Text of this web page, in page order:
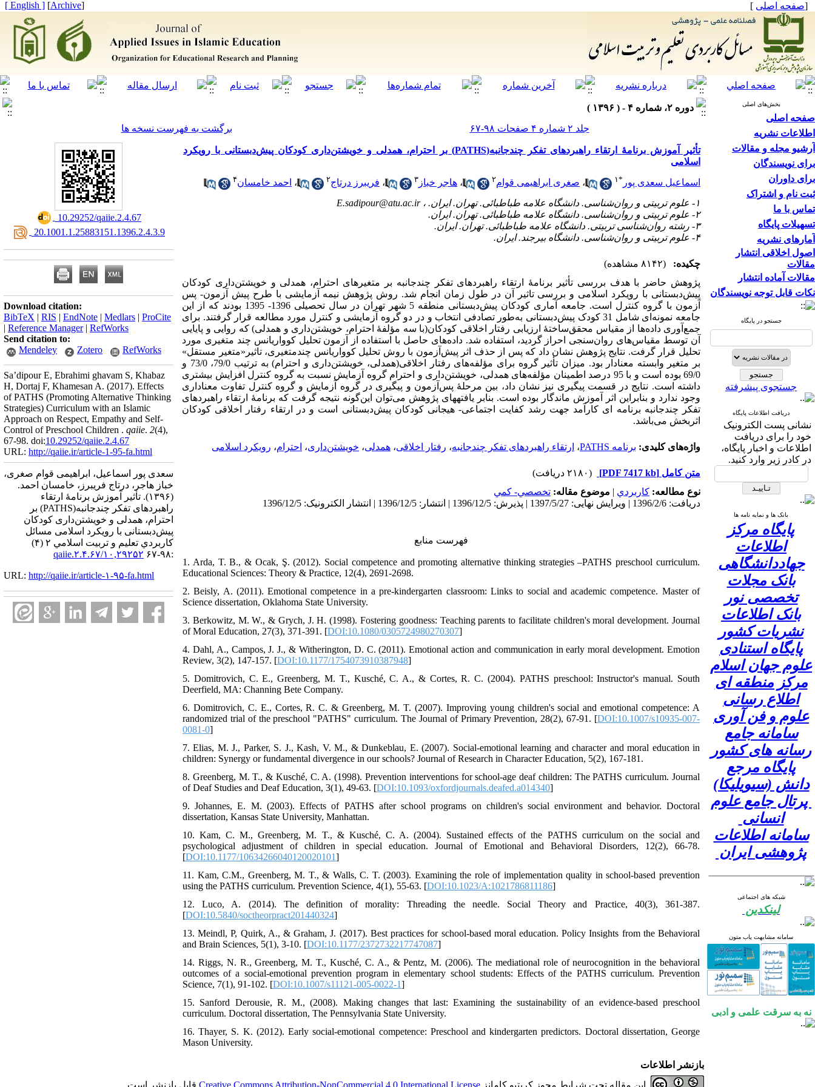
[صفحه اصلی ]
[
Archive
]
[ English ]
بخش‌های اصلی
صفحه اصلی
اطلاعات نشریه
آرشیو مجله و مقالات
برای نویسندگان
برای داوران
ثبت نام و اشتراک
تماس با ما
تسهیلات پایگاه
آمارهای نشریه
اصول اخلاقی انتشار
مقالات
مقالات آماده انتشار
نکات قابل توجه نویسندگان
جستجو در پایگاه
جستجوی پیشرفته
دریافت اطلاعات پایگاه
نشانی پست الکترونیک
خود را برای دریافت
اطلاعات و اخبار پایگاه،
در کادر زیر وارد کنید.
بانک ها و نمایه نامه ها
پایگاه مرکز
اطلاعات
جهاددانشگاهی
بانک مجلات
تخصصی نور
بانک اطلاعات
نشریات کشور
پایگاه استنادی
علوم جهان اسلام
مرکز منطقه ای
اطلاع رسانی
علوم و فن آوری
سامانه جامع
رسانه های کشور
پایگاه مرجع
دانش (سیویلیکا)
پرتال جامع علوم
انسانی
سامانه اطلاعات
پژوهشی ایران
شبکه های اجتماعی
لینکدین
سامانه مشابهت یاب متون
نه به سرقت علمی و ادبی
دوره ۲، شماره ۴ - ( ۱۳۹۶ )
جلد ۲ شماره ۴ صفحات ۹۸-۶۷
برگشت به فهرست نسخه ها
تأثیر آموزش برنامۀ ارتقاء راهبردهای تفکر چندجانبه(PATHS) بر احترام، همدلی و خویشتن‌داری کودکان پیش‌دبستانی با رویکرد
اسلامی
اسماعیل سعدی پور *۱ ، صغری ابراهیمی قوام۲ ، هاجر خباز ۳ ، فریبرز درتاج۲ ، احمد خامسان۴
۱- علوم تربیتی و روان‌شناسی. دانشگاه علامه طباطبائی. تهران. ایران. ،
E.sadipour@atu.ac.ir
۲- علوم تربیتی و روان‌شناسی. دانشگاه علامه طباطبائی. تهران. ایران.
۳- رشته روان‌شناسی تربیتی. دانشگاه علامه طباطبائی. تهران. ایران.
۴- علوم تربیتی و روان‌شناسی. دانشگاه بیرجند. ایران.
چکیده:
(۸۱۴۲ مشاهده)
پژوهش حاضر با هدف بررسی تأثیر برنامۀ ارتقاء راهبردهای تفکر چندجانبه بر متغیرهای احترام، همدلی و خویشتن‌داری کودکان
پیش‌دبستانی با رویکرد اسلامی و بررسی تاثیر آن در طول زمان انجام شد. روش پژوهش نیمه آزمایشی با طرح پیش آزمون- پس
آزمون با گروه کنترل
است. جامعه آماری کودکان پیش‌دبستانی منطقه 5 شهر تهران در سال تحصیلی 1396- 1395
بودند که از این
جامعه نمونه‌ای شامل
31 کودک پیش‌دبستانی به‌طور تصادفی انتخاب و در دو گروه آزمایشی و کنترل مورد مطالعه قرار گرفتند. برای
جمع‌آوری داده‌ها از مقیاس محقق‌ساختۀ ارزیابی رفتار اخلاقی کودکان(با سه مؤلفۀ احترام، خویشتن‌داری و همدلی) که روایی و پایایی
آن توسط مقیاس‌های روان‌سنجی احراز گردید، استفاده شد. داده‌های حاصل با استفاده از آزمون تحلیل کوواریانس چند متغیری مورد
تحلیل قرار گرفت. نتایج پژوهش نشان داد که پس از حذف اثر پیش‌آزمون با روش تحلیل کوواریانس چندمتغیری، تاثیر«متغیر مستقل»
بر متغیر وابسته معنادار بود.
میزان تأثیر گروه برای مؤلفه‌های رفتار اخلاقی(همدلی، خویشتن‌داری و احترام) به ترتیب 79/0، 73/0 و
69/0 بوده است
و
با 95 درصد اطمینان مؤلفه‌های همدلی، خویشتن‌داری و احترام گروه آزمایش نسبت به گروه کنترل افزایش بیشتری
داشته است. نتایج در قسمت پیگیری نیز نشان داد، بین مرحلۀ پس‌آزمون و پیگیری در گروه آزمایش و گروه کنترل تفاوت معناداری
وجود ندارد و بنابراین اثر آموزش ماندگار بوده است. بنابر یافته­های پژوهش می‌توان این‌گونه نتیجه گرفت که برنامۀ ارتقاء راهبردهای
تفکر چندجانبه برنامه ای کارآمد جهت رشد کفایت اجتماعی- هیجانی کودکان پیش‌دبستانی است و در ارتقاء رفتار اخلاقی کودکان
اثربخش می‌باشد.
واژه‌های کلیدی: برنامه PATHS ، ارتقاء راهبردهای تفکر چندجانبه، رفتار اخلاقی، همدلی، خویشتن‌داری، احترام، رویکرد اسلامی
متن کامل [PDF 7417 kb]
(۲۱۸۰ دریافت)
نوع مطالعه: كاربردي | موضوع مقاله: تخصصي- كمي
دریافت: 1396/2/6 | ویرایش نهایی: 1397/5/27 | پذیرش: 1396/12/5 | انتشار: 1396/12/5 | انتشار الکترونیک: 1396/12/5
فهرست منابع
1. Arda, T. B., & Ocak, Ş. (2012). Social competence and promoting alternative thinking strategies –PATHS preschool curriculum.
Educational Sciences: Theory & Practice, 12(4), 2691-2698.
2. Beisly, A. (2011). Emotional competence in a pre-kindergarten classroom: Links to social and academic competence. Master of
Science dissertation, Oklahoma State University.
3. Berkowitz, M. W., & Grych, J. H. (1998). Fostering goodness: Teaching parents to facilitate children's moral development. Journal
of Moral Education, 27(3), 371-391. [DOI:10.1080/0305724980270307]
4. Dahl, A., Campos, J. J., & Witherington, D. C. (2011). Emotional action and communication in early moral development. Emotion
Review, 3(2), 147-157. [DOI:10.1177/1754073910387948]
5. Domitrovich, C. E., Greenberg, M. T., Kusché, C. A., & Cortes, R. C. (2004). PATHS preschool: Instructor's manual. South
Deerfield, MA: Channing Bete Company.
6. Domitrovich, C. E., Cortes, R. C. & Greenberg, M. T. (2007). Improving young children's social and emotional competence: A
randomized trial of the preschool "PATHS" curriculum. The Journal of Primary Prevention, 28(2), 67-91. [DOI:10.1007/s10935-007-
0081-0]
7. Elias, M. J., Parker, S. J., Kash, V. M., & Dunkeblau, E. (2007). Social-emotional learning and character and moral education in
children: Synergy or fundamental divergence in our schools? Journal of Research in Character Education, 5(2), 167-181.
8. Greenberg, M. T., & Kusché, C. A. (1998). Prevention interventions for school-age deaf children: The PATHS curriculum. Journal
of Deaf Studies and Deaf Education, 3(1), 49-63. [DOI:10.1093/oxfordjournals.deafed.a014340]
9. Johannes, E. M. (2003). Effects of PATHS after school programs on children's social environment and behavior. Doctoral
dissertation, Kansas State University, Manhattan.
10. Kam, C. M., Greenberg, M. T., & Kusché, C. A. (2004). Sustained effects of the PATHS curriculum on the social and
psychological adjustment of children in special education. Journal of Emotional and Behavioral Disorders, 12(2), 66-78.
[DOI:10.1177/10634266040120020101]
11. Kam, C.M., Greenberg, M. T., & Walls, C. T. (2003). Examining the role of implementation quality in school-based prevention
using the PATHS curriculum. Prevention Science, 4(1), 55-63. [DOI:10.1023/A:1021786811186]
12. Luco, A. (2014). The definition of morality: Threading the needle. Social Theory and Practice, 40(3), 361-387.
[DOI:10.5840/soctheorpract201440324]
13. Meindl, P, Quirk, A., & Graham, J. (2017). Best practices for school-based moral education. Policy Insights from the Behavioral
and Brain Sciences, 5(1), 3-10. [DOI:10.1177/2372732217747087]
14. Riggs, N. R., Greenberg, M. T., Kusché, C. A., & Pentz, M. (2006). The mediational role of neurocognition in the behavioral
outcomes of a social-emotional prevention program in elementary school students: Effects of the PATHS curriculum. Prevention
Science, 7(1), 91-102. [DOI:10.1007/s11121-005-0022-1]
15. Sanford Derousie, R. M., (2008). Making changes that last: Examining the sustainability of an evidence-based preschool
curriculum. Doctoral dissertation, The Pennsylvania State University.
16. Thayer, S. K. (2012). Early social-emotional competence: Preschool and kindergarten predictors. Doctoral dissertation, George
Mason University.
‎ 10.29252/qaiie.2.4.67
‎ 20.1001.1.25883151.1396.2.4.3.9
Download citation:
BibTeX | RIS | EndNote | Medlars | ProCite
| Reference Manager| RefWorks
Send citation to:
Mendeley
Zotero RefWorks
Sa’dipour E, Ebrahimi ghavam S, Khabaz
H, Dortaj F, Khamesan A. (2017). Effects
of PATHS (Promoting Alternative Thinking
Strategies) Curriculum with an Islamic
Approach on Respect, Empathy and Self-
Control of Preschool Children . qaiie. 2(4),
67-98. doi:10.29252/qaiie.2.4.67
URL: http://qaiie.ir/article-1-95-fa.html
سعدی پور اسماعیل، ابراهیمی قوام صغری،
خباز هاجر، درتاج فریبرز، خامسان احمد.
(۱۳۹۶).
تأثیر آموزش برنامۀ ارتقاء
راهبردهای تفکر چندجانبه(PATHS) بر
احترام، همدلی و خویشتن‌داری کودکان
پیش‌دبستانی با رویکرد اسلامی مسائل
كاربردي تعليم و تربيت اسلامي ۲ (۴)
:۹۸-۶۷
۱۰,۲۹۲۵۲/qaiie.۲.۴.۶۷
URL: http://qaiie.ir/article-۱-۹۵-fa.html
بازنشر اطلاعات
این مقاله تحت شرایط مجوز کریتیو کامانز Creative Commons Attribution-NonCommercial 4.0 International License قابل بازنشر است.